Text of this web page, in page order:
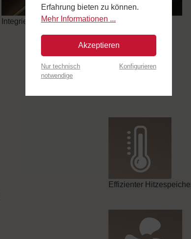
Integrierte Dunsthaube mit einfachem Abzug.
Effizienter
Erfahrung bieten zu können.
Mehr Informationen ...
Akzeptieren
Nur technisch
notwendige
Konfigurieren